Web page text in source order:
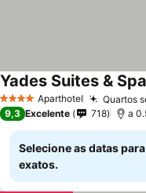
4 EstrelasAparthotel
Yades Suites &
9,3 Excelente 718 a
Selecione as datas
exatos.